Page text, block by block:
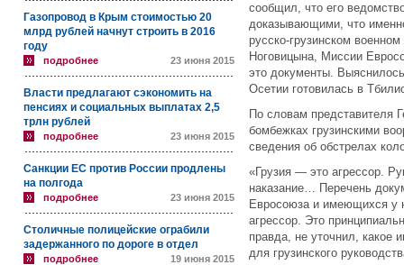
Газопровод в Крым стоимостью 20
млрд рублей начнут строить в 2016
году
подробнее 23 июня 2015
Власти предлагают сэкономить на
пенсиях и социальных выплатах 2,5
трлн рублей
подробнее 23 июня 2015
Санкции ЕС против России продлены
на полгода
подробнее 23 июня 2015
Столичные полицейские ограбили
задержанного по дороге в отдел
подробнее 19 июня 2015
сообщил, что его
доказывающими, что
русско-грузинском
Ноговицына, Миссии
это документы.
Осетии готовилась в
По словам представителя
бомбежках грузинскими
сведения об обстрелах
«Грузия — это агрессор.
наказание… Перечень
Евросоюза и имеющихся у
агрессор. Это
правда, не уточнил, какое
для грузинского